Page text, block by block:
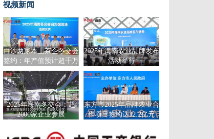
视频新闻
白沙两家本土茶企冬交会
签约：年产值预计超千万
元
2025年海南农业品牌发布
活动举行
2025年海南冬交会：超
2000家企业参展
东方市2025年品牌农业合
作项目签约达32.2亿元